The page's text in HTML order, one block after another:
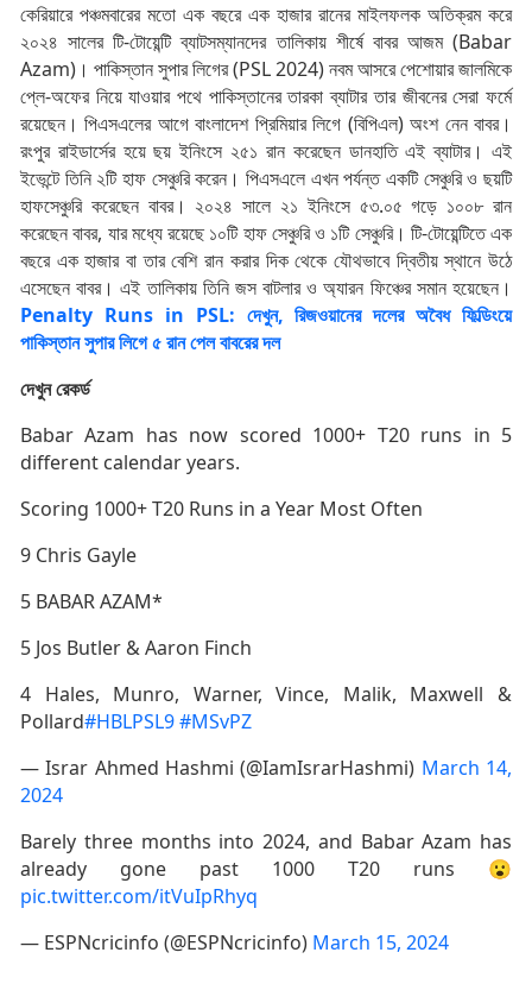
কেরিয়ারে পঞ্চমবারের মতো এক বছরে এক হাজার রানের মাইলফলক অতিক্রম করে
২০২৪ সালের টি-টোয়েন্টি ব্যাটসম্যানদের তালিকায় শীর্ষে বাবর আজম (Babar
Azam)। পাকিস্তান সুপার লিগের (PSL 2024) নবম আসরে পেশোয়ার জালমিকে
প্লে-অফের নিয়ে যাওয়ার পথে পাকিস্তানের তারকা ব্যাটার তার জীবনের সেরা ফর্মে
রয়েছেন। পিএসএলের আগে বাংলাদেশ প্রিমিয়ার লিগে (বিপিএল) অংশ নেন বাবর।
রংপুর রাইডার্সের হয়ে ছয় ইনিংসে ২৫১ রান করেছেন ডানহাতি এই ব্যাটার। এই
ইভেন্টে তিনি ২টি হাফ সেঞ্চুরি করেন। পিএসএলে এখন পর্যন্ত একটি সেঞ্চুরি ও ছয়টি
হাফসেঞ্চুরি করেছেন বাবর। ২০২৪ সালে ২১ ইনিংসে ৫৩.০৫ গড়ে ১০০৮ রান
করেছেন বাবর, যার মধ্যে রয়েছে ১০টি হাফ সেঞ্চুরি ও ১টি সেঞ্চুরি। টি-টোয়েন্টিতে এক
বছরে এক হাজার বা তার বেশি রান করার দিক থেকে যৌথভাবে দ্বিতীয় স্থানে উঠে
এসেছেন বাবর। এই তালিকায় তিনি জস বাটলার ও অ্যারন ফিঞ্চের সমান হয়েছেন।
Penalty Runs in PSL: দেখুন, রিজওয়ানের দলের অবৈধ ফিল্ডিংয়ে
পাকিস্তান সুপার লিগে ৫ রান পেল বাবরের দল
দেখুন রেকর্ড
Babar Azam has now scored 1000+ T20 runs in 5
different calendar years.
Scoring 1000+ T20 Runs in a Year Most Often
9 Chris Gayle
5 BABAR AZAM*
5 Jos Butler & Aaron Finch
4 Hales, Munro, Warner, Vince, Malik, Maxwell &
Pollard#HBLPSL9#MSvPZ
— Israr Ahmed Hashmi (@IamIsrarHashmi) March 14,
2024
Barely three months into 2024, and Babar Azam has
already gone past 1000 T20 runs 😮
pic.twitter.com/itVuIpRhyq
— ESPNcricinfo (@ESPNcricinfo) March 15, 2024